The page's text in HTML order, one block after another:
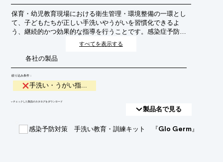
保育・幼児教育現場における衛生管理・環境整備の一環とし
て、子どもたちが正しい手洗いやうがいを習慣化できるよ
う、継続的かつ効果的な指導を行うことです。感染症予防、
健康増進、そして自立心を育む上で極めて重要です。
すべてを表示する
各社の製品
絞り込み条件：
手洗い・うがい指...
​▼チェックした製品のカタログをダウンロード
製品名で見る
感染予防対策 手洗い教育・訓練キット 『Glo Germ』